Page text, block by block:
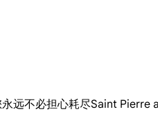
远不必担心耗尽Saint Pierre